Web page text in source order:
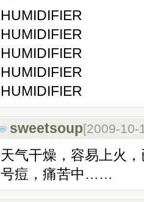
HUMIDIFIER
HUMIDIFIER
HUMIDIFIER
HUMIDIFIER
HUMIDIFIER
sweetsoup[2009-10-
天气干燥，容易上火
号痘，痛苦中……